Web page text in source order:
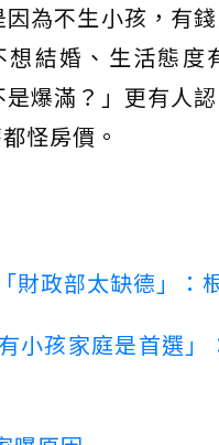
為不生小孩，有
結婚、生活態度
爆滿？」更有人
怪房價。
財政部太缺德」：
小孩家庭是首選」